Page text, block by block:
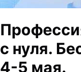
с нуля.
4-5 мая.